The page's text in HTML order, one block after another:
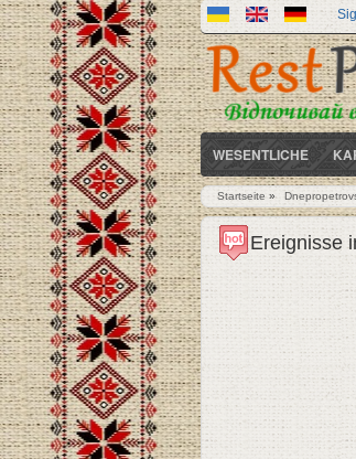
WESENTLICHE
Sie sind hier
Startseite »
Ereignisse